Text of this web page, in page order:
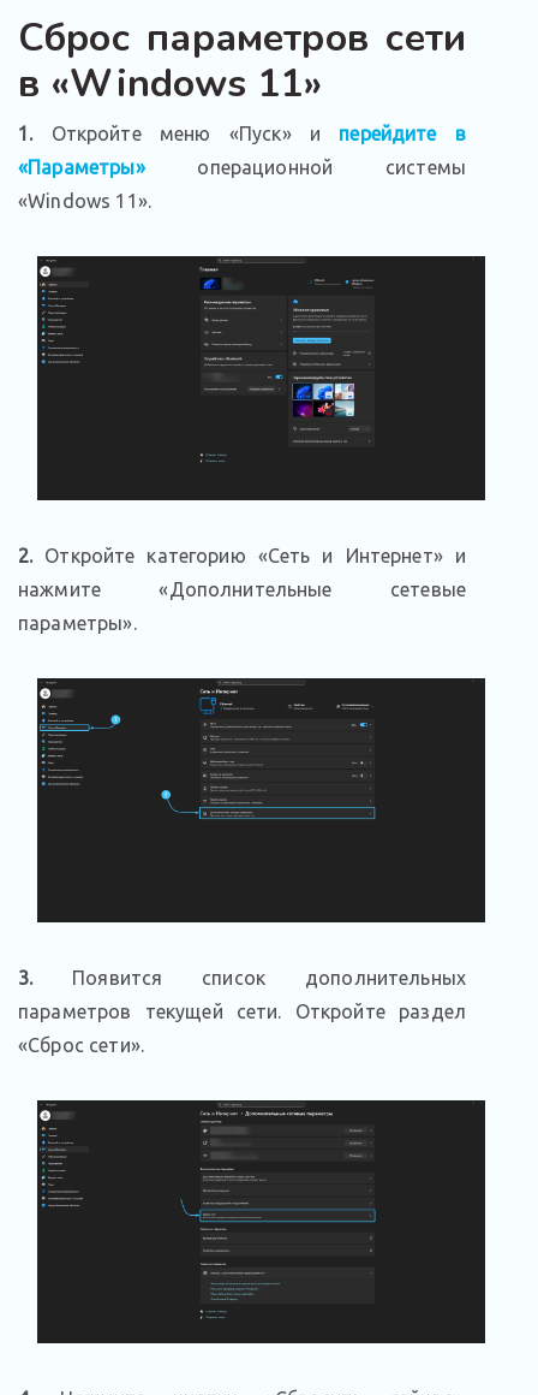
Сброс параметров сети
в «Windows 11»
1.Откройте меню «Пуск» и перейдите в
«Параметры»операционной системы
«Windows 11».
2.Откройте категорию «Сеть и Интернет» и
нажмите «Дополнительные сетевые
параметры».
3. Появится список дополнительных
параметров текущей сети. Откройте раздел
«Сброс сети».